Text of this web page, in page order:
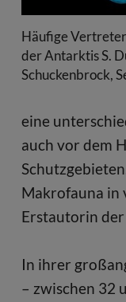
Häufige
der Antarktis S.
Schuckenbrock,
eine
auch vor dem
Makrofauna in
Erstautorin
In ihrer
– zwischen 32